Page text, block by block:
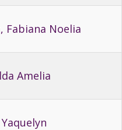
Fabiana Noelia
Amelia